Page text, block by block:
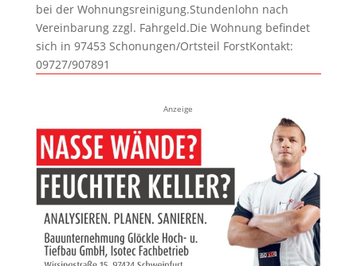
bei der Wohnungsreinigung.Stundenlohn nach
Vereinbarung zzgl. Fahrgeld.Die Wohnung befindet
sich in 97453 Schonungen/Ortsteil ForstKontakt:
09727/907891
Anzeige